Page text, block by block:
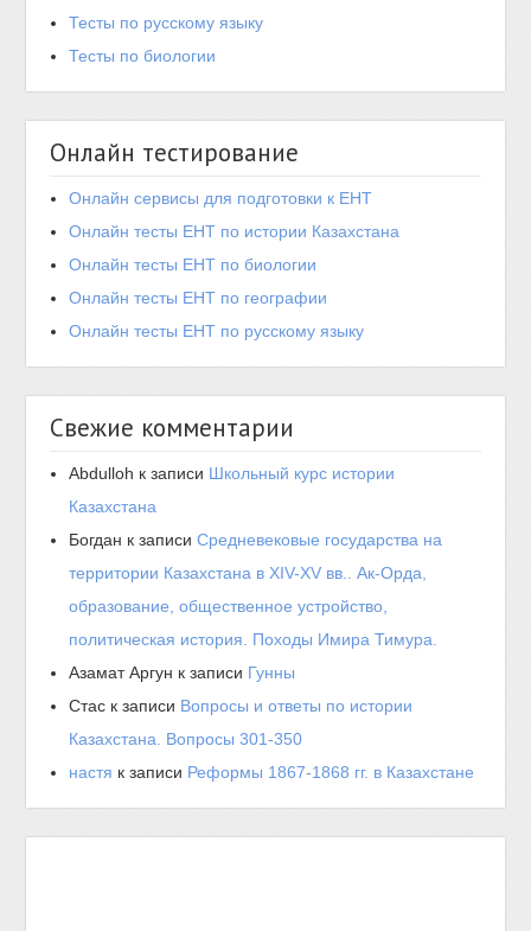
Тесты по русскому языку
Тесты по биологии
Онлайн тестирование
Онлайн сервисы для подготовки к ЕНТ
Онлайн тесты ЕНТ по истории Казахстана
Онлайн тесты ЕНТ по биологии
Онлайн тесты ЕНТ по географии
Онлайн тесты ЕНТ по русскому языку
Свежие комментарии
Abdulloh к записи Школьный курс истории
Казахстана
Богдан к записиСредневековые государства на
территории Казахстана в XIV-XV вв.. Ак-Орда,
образование, общественное устройство,
политическая история. Походы Имира Тимура.
Азамат Аргун к записи Гунны
Стас к записи Вопросы и ответы по истории
Казахстана. Вопросы 301-350
настя к записи Реформы 1867-1868 гг. в Казахстане